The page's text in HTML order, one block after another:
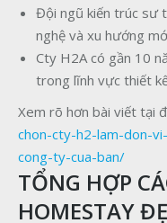
Đội ngũ kiến trúc sư
nghệ và xu hướng
Cty H2A có gần 10
trong lĩnh vực thiết
Xem rõ hơn bài viết tại
chon-cty-h2-lam-don-
cong-ty-cua-ban/
TỔNG HỢP
HOMESTAY